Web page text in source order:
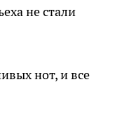
не стали
нот, и все